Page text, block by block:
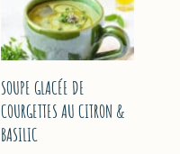
D’OLIVE
&
NOISETTES
SUCRÉ
SOUPE GLACÉE DE
COURGETTES AU CITRON &
BASILIC